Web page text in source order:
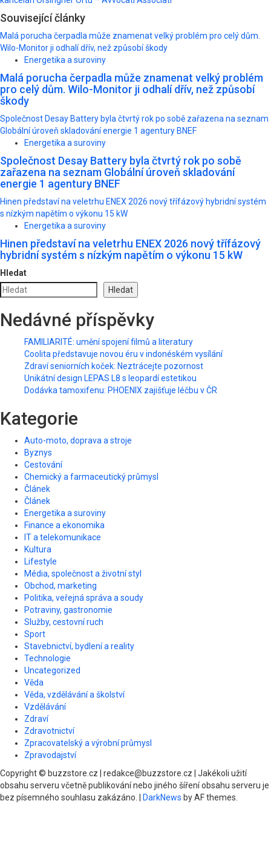
Související články
Malá porucha čerpadla může znamenat velký problém pro celý dům.
Wilo-Monitor ji odhalí dřív, než způsobí škody
Energetika a suroviny
Malá porucha čerpadla může znamenat velký problém
pro celý dům. Wilo-Monitor ji odhalí dřív, než způsobí
škody
Společnost Desay Battery byla čtvrtý rok po sobě zařazena na seznam
Globální úroveň skladování energie 1 agentury BNEF
Energetika a suroviny
Společnost Desay Battery byla čtvrtý rok po sobě
zařazena na seznam Globální úroveň skladování
energie 1 agentury BNEF
Hinen představí na veletrhu ENEX 2026 nový třífázový hybridní systém
s nízkým napětím o výkonu 15 kW
Energetika a suroviny
Hinen představí na veletrhu ENEX 2026 nový třífázový
hybridní systém s nízkým napětím o výkonu 15 kW
Hledat
Hledat
Nedávné příspěvky
FAMILIARITÉ: umění spojení filmů a literatury
Coolita představuje novou éru v indonéském vysílání
Zdraví seniorních koček: Neztrácejte pozornost
Unikátní design LEPAS L8 s leopardí estetikou
Dodávka tamoxifenu: PHOENIX zajišťuje léčbu v ČR
Kategorie
Auto-moto, doprava a stroje
Byznys
Cestování
Chemický a farmaceutický průmysl
Článek
Článek
Energetika a suroviny
Finance a ekonomika
IT a telekomunikace
Kultura
Lifestyle
Média, společnost a životní styl
Obchod, marketing
Politika, veřejná správa a soudy
Potraviny, gastronomie
Služby, cestovní ruch
Sport
Stavebnictví, bydlení a reality
Technologie
Uncategorized
Věda
Věda, vzdělávání a školství
Vzdělávání
Zdraví
Zdravotnictví
Zpracovatelský a výrobní průmysl
Zpravodajství
Copyright © buzzstore.cz | redakce@buzzstore.cz | Jakékoli užití
obsahu serveru včetně publikování nebo jiného šíření obsahu serveru je
bez písemného souhlasu zakázáno.
DarkNews by AF themes.